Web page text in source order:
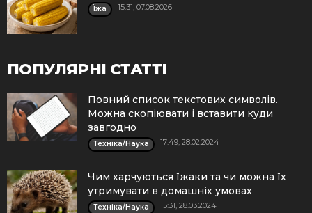
Їжа 15:31, 07.08.2026
ПОПУЛЯРНІ СТАТТІ
Повний список текстових символів.
Можна скопіювати і вставити куди
завгодно
Техніка/Наука 17:49, 28.02.2024
Чим харчуються їжаки та чи можна їх
утримувати в домашніх умовах
Техніка/Наука 15:31, 28.03.2024